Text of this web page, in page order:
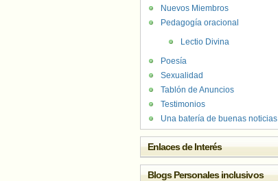
Nuevos Miembros
Pedagogía oracional
Lectio Divina
Poesía
Sexualidad
Tablón de Anuncios
Testimonios
Una batería de buenas noticias
Enlaces de Interés
Blogs Personales inclusivos